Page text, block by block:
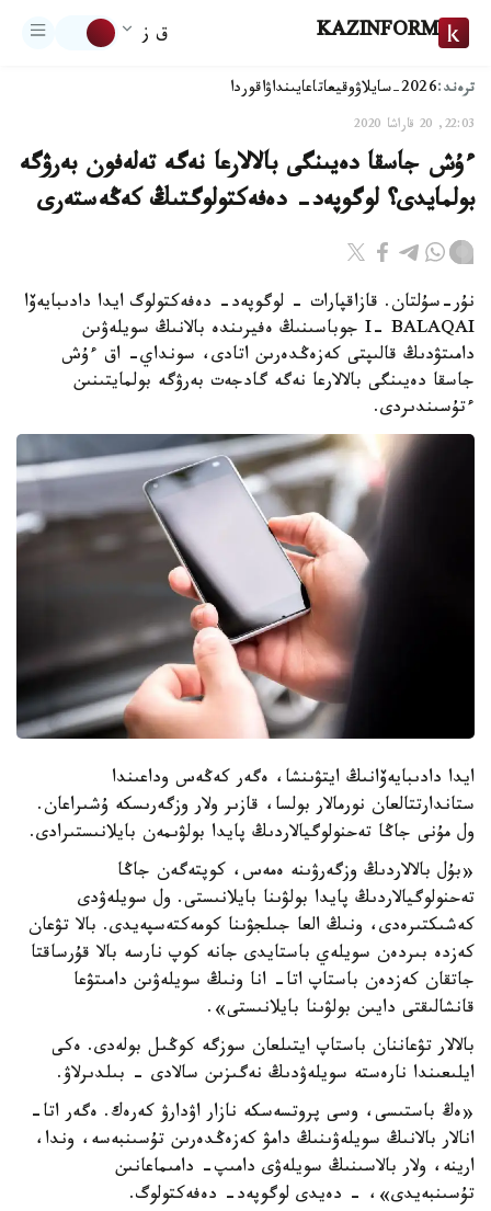
KAZINFORM ق ز
ترەند:2026-سايلاۋ وقيعاتاعايىنداۋاقوردا
22:03, 20 قاراشا 2020
ءۇش جاسقا دەيىنگى بالالارعا نەگە تەلەفون بەرۋگە
بولمايدى؟ لوگوپەد- دەفەكتولوگتىڭ كەڭەستەرى
نۇر-سۇلتان. قازاقپارات - لوگوپەد- دەفەكتولوگ ايدا دادىبايەۆا
I- BALAQAI جوباسىنىڭ ەفيرىندە بالانىڭ سويلەۋىن
دامىتۋدىڭ قالىپتى كەزەڭدەرىن اتادى، سونداي- اق ءۇش
جاسقا دەيىنگى بالالارعا نەگە گادجەت بەرۋگە بولمايتىنىن
ءتۇسىندىردى.
ايدا دادىبايەۆانىڭ ايتۋىنشا، ەگەر كەڭەس وداعىندا
ستاندارتتالعان نورمالار بولسا، قازىر ولار وزگەرىسكە ۇشىراعان.
ول مۇنى جاڭا تەحنولوگيالاردىڭ پايدا بولۋىمەن بايلانىستىرادى.
«بۇل بالالاردىڭ وزگەرۋىنە ەمەس، كوپتەگەن جاڭا
تەحنولوگيالاردىڭ پايدا بولۋىنا بايلانىستى. ول سويلەۋدى
كەشىكتىرەدى، ونىڭ العا جىلجۋىنا كومەكتەسپەيدى. بالا تۋعان
كەزدە بىردەن سويلەي باستايدى جانە كوپ نارسە بالا قۇرساقتا
جاتقان كەزدەن باستاپ اتا- انا ونىڭ سويلەۋىن دامىتۋعا
قانشالىقتى دايىن بولۋىنا بايلانىستى».
بالالار تۋعاننان باستاپ ايتىلعان سوزگە كوڭىل بولەدى. ەكى
ايلىعىندا نارەستە سويلەۋدىڭ نەگىزىن سالادى - بىلدىرلاۋ.
«ەڭ باستىسى، وسى پروتسەسكە نازار اۋدارۋ كەرەك. ەگەر اتا-
انالار بالانىڭ سويلەۋىنىڭ دامۋ كەزەڭدەرىن تۇسىنبەسە، وندا،
ارينە، ولار بالاسىنىڭ سويلەۋى دامىپ- دامىماعانىن
تۇسىنبەيدى»، - دەيدى لوگوپەد- دەفەكتولوگ.